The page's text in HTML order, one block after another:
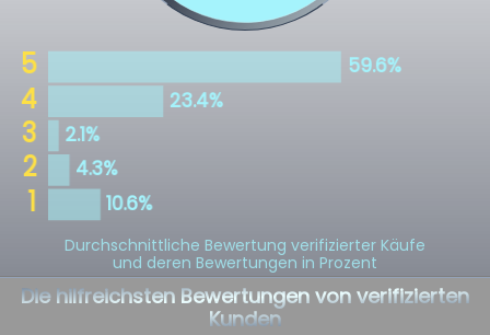
Durchschnittliche Bewertung verifizierter Käufe
und deren Bewertungen in Prozent
Die hilfreichsten Bewertungen von verifizierten
Kunden